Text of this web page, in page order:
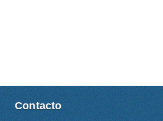
Contacto